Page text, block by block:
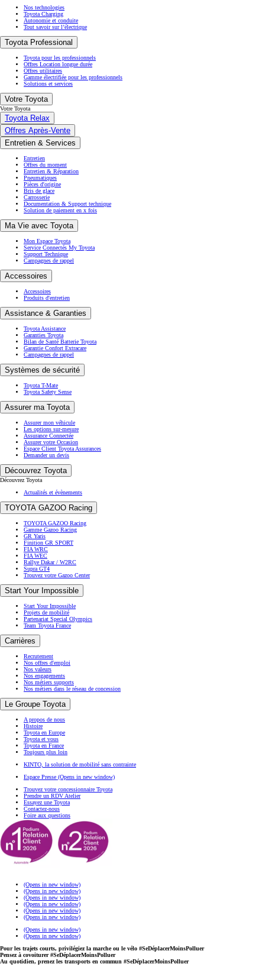
Nos technologies
Toyota Charging
Autonomie et conduite
Tout savoir sur l’électrique
Toyota Professional
Toyota pour les professionnels
Offres Location longue durée
Offres utilitaires
Gamme électrifiée pour les professionnels
Solutions et services
Votre Toyota
Votre Toyota
Toyota Relax
Offres Après-Vente
Entretien & Services
Entretien
Offres du moment
Entretien & Réparation
Pneumatiques
Pièces d'origine
Bris de glace
Carrosserie
Documentation & Support technique
Solution de paiement en x fois
Ma Vie avec Toyota
Mon Espace Toyota
Service Connectés My Toyota
Support Technique
Campagnes de rappel
Accessoires
Accessoires
Produits d'entretien
Assistance & Garanties
Toyota Assistance
Garanties Toyota
Bilan de Santé Batterie Toyota
Garantie Confort Extracare
Campagnes de rappel
Systèmes de sécurité
Toyota T-Mate
Toyota Safety Sense
Assurer ma Toyota
Assurer mon véhicule
Les options sur-mesure
Assurance Connectée
Assurer votre Occasion
Espace Client Toyota Assurances
Demander un devis
Découvrez Toyota
Découvrez Toyota
Actualités et évènements
TOYOTA GAZOO Racing
TOYOTA GAZOO Racing
Gamme Gazoo Racing
GR Yaris
Finition GR SPORT
FIA WRC
FIA WEC
Rallye Dakar / W2RC
Supra GT4
Trouvez votre Gazoo Center
Start Your Impossible
Start Your Impossible
Projets de mobilité
Partenariat Special Olympics
Team Toyota France
Carrières
Recrutement
Nos offres d'emploi
Nos valeurs
Nos engagements
Nos métiers supports
Nos métiers dans le réseau de concession
Le Groupe Toyota
A propos de nous
Histoire
Toyota en Europe
Toyota et vous
Toyota en France
Toujours plus loin
KINTO, la solution de mobilité sans contrainte
Espace Presse (Opens in new window)
Trouvez votre concessionnaire Toyota
Prendre un RDV Atelier
Essayez une Toyota
Contactez-nous
Foire aux questions
(Opens in new window)
(Opens in new window)
(Opens in new window)
(Opens in new window)
(Opens in new window)
(Opens in new window)
(Opens in new window)
(Opens in new window)
Pour les trajets courts, privilégiez la marche ou le vélo #SeDéplacerMoinsPolluer
Pensez à covoiturer #SeDéplacerMoinsPolluer
Au quotidien, prenez les transports en commun #SeDéplacerMoinsPolluer